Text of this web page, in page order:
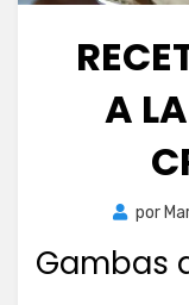
A
por
Gambas